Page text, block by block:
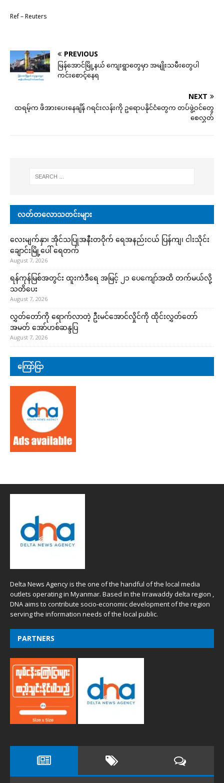
Ref – Reuters
PREVIOUS
မြန်အောင်မြို့နယ် ကျေးရွာတွေမှာ အမျိုးသမီးတွေပါ
ကင်းစောင့်နေရ
NEXT
ထရမ့်က ဖိအားပေးနေချိန် ဂရင်းလန်းကို ဥရောပနိုင်ငံတွေက တပ်ဖွဲ့ဝင်တွေ
စေလွှတ်
လတ်တလောသတင်းများ
လေးမျက်နှာ၊ အိုင်သပြုအနီးတဝိုက် ရေအနည်းငယ် ပြန်ကျ၊ ငါးသိုင်း
ချောင်းမြို့ပေါ် ရေတက်
August 7, 2026
ရန်ကုန်မြစ်အတွင်း ထူးကဲဒီရေ အ​မြင့် ၂၁ ပေကျော်အထိ တက်မယ်လို့
သတိပေး
August 7, 2026
လွှတ်တော်ကို ရောက်လာတဲ့ ဦးမင်အောင်လှိုင်ကို ထိုင်းလွှတ်တော်
အမတ် အော်ဟစ်ဆန္ဒပြ
August 7, 2026
ကြော်ငြာ
Delta News Agency is the one of the handful of the local media
outlets operating in Myanmar. Based in the Irrawaddy delta region ,
DNA aims to contribute socio-economic development of the region
serving the information needs of the local public.
PARTNERS